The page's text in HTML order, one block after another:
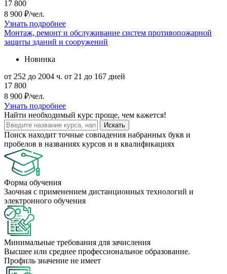
17 800
8 900 ₽/чел.
Узнать подробнее
Монтаж, ремонт и обслуживание систем противопожарной
защиты зданий и сооружений
Новинка
от 252 до 2004 ч. от 21 до 167 дней
17 800
8 900 ₽/чел.
Узнать подробнее
Найти необходимый курс проще, чем кажется!
Искать
Поиск находит точные совпадения набранных букв и
пробелов в названиях курсов и в квалификациях
Форма обучения
Заочная с применением дистанционных технологий и
электронного обучения
Минимальные требования для зачисления
Высшее или среднее профессиональное образование.
Профиль значение не имеет